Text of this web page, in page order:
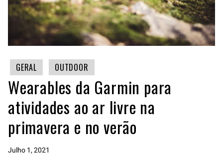
GERAL OUTDOOR
Wearables da Garmin para
atividades ao ar livre na
primavera e no verão
Julho 1, 2021